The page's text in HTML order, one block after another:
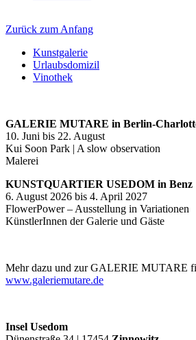
Zurück zum Anfang
Kunstgalerie
Urlaubsdomizil
Vinothek
GALERIE MUTARE in Berlin-
10. Juni bis 22. August
Kui Soon Park | A slow observation
Malerei
KUNSTQUARTIER USEDOM in Benz
6. August 2026 bis 4. April 2027
FlowerPower – Ausstellung in Variationen
KünstlerInnen der Galerie und Gäste
Mehr dazu und zur GALERIE MUTARE
www.galeriemutare.de
Insel Usedom